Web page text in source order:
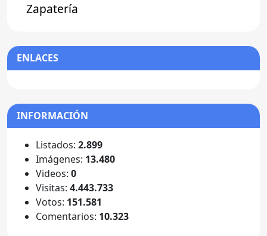
Zapatería
ENLACES
INFORMACIÓN
Listados: 2.899
Imágenes: 13.480
Videos: 0
Visitas: 4.443.733
Votos: 151.581
Comentarios: 10.323